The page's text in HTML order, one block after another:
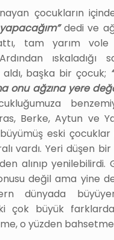
çocukların
dedi ve
tam yarım vole
ıskaladığı
başka bir çocuk;
onu ağzına yere
Berke, Aytun ve
eski
vardı. Yeri düşen
alınıp yenilebilirdi.
değil ama yine
dünyada
çok büyük
o yüzden